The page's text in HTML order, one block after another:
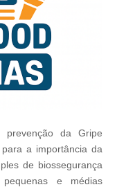
prevenção da Gripe
a importância da
de biossegurança
e médias